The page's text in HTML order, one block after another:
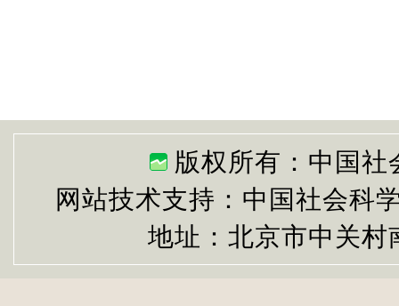
版权所有：中国
网站技术支持：中国社会科
地址：北京市中关村